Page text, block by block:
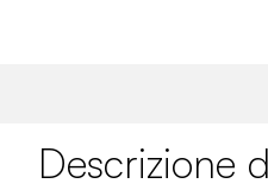
Descrizione